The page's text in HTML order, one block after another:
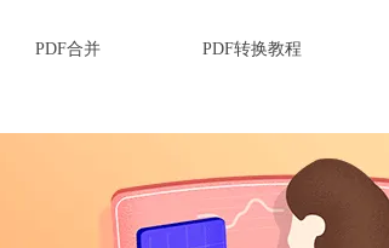
PDF合并 PDF转换教程